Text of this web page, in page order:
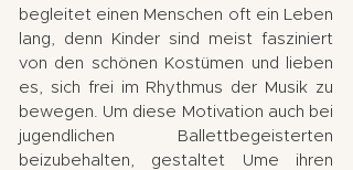
begleitet einen Menschen oft ein Leben
lang, denn Kinder sind meist fasziniert
von den schönen Kostümen und lieben
es, sich frei im Rhythmus der Musik zu
bewegen. Um diese Motivation auch bei
jugendlichen Ballettbegeisterten
beizubehalten, gestaltet Ume ihren